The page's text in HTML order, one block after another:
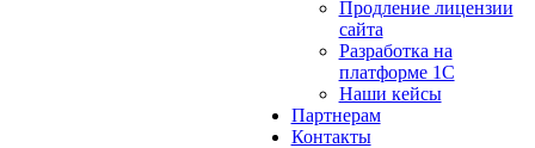
Продление лицензии
сайта
Разработка на
платформе 1С
Наши кейсы
Партнерам
Контакты